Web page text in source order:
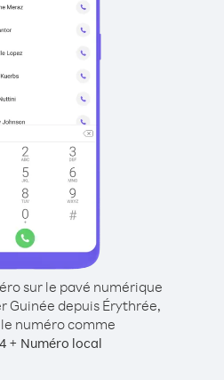
sur le pavé numérique
Guinée depuis Érythrée,
numéro comme
+ Numéro local